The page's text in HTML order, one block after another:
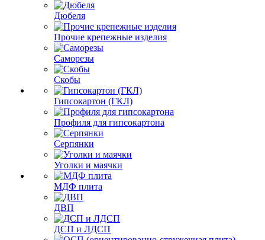
Дюбеля
Прочие крепежные изделия
Саморезы
Скобы
Гипсокартон (ГКЛ)
Профиля для гипсокартона
Серпянки
Уголки и маячки
МДФ плита
ДВП
ДСП и ЛДСП